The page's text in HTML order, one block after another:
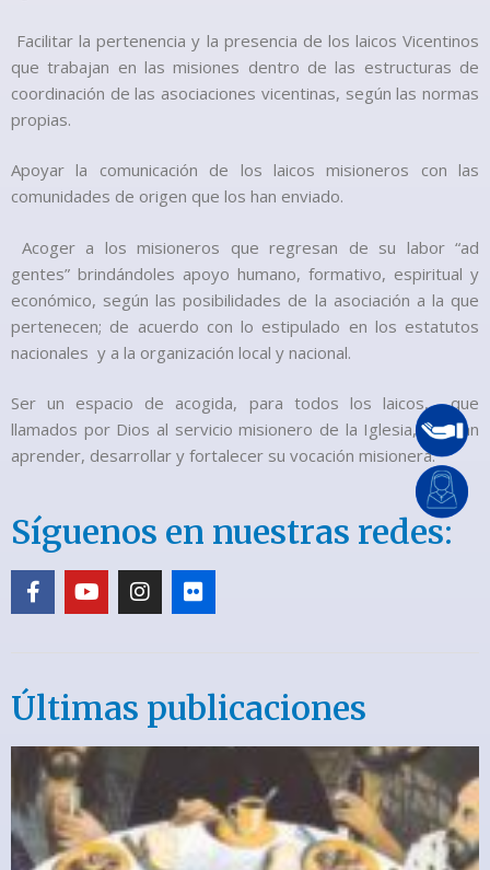
Facilitar la pertenencia y la presencia de los laicos Vicentinos
que trabajan en las misiones dentro de las estructuras de
coordinación de las asociaciones vicentinas, según las normas
propias.
Apoyar la comunicación de los laicos misioneros con las
comunidades de origen que los han enviado.
Acoger a los misioneros que regresan de su labor “ad
gentes” brindándoles apoyo humano, formativo, espiritual y
económico, según las posibilidades de la asociación a la que
pertenecen; de acuerdo con lo estipulado en los estatutos
nacionales y a la organización local y nacional.
Ser un espacio de acogida, para todos los laicos, que
llamados por Dios al servicio misionero de la Iglesia, puedan
aprender, desarrollar y fortalecer su vocación misionera.
Síguenos en nuestras redes:
Últimas publicaciones